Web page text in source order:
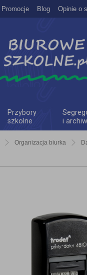
Promocje Blog Opinie o
Przybory
szkolne
i
Organizacja biurka